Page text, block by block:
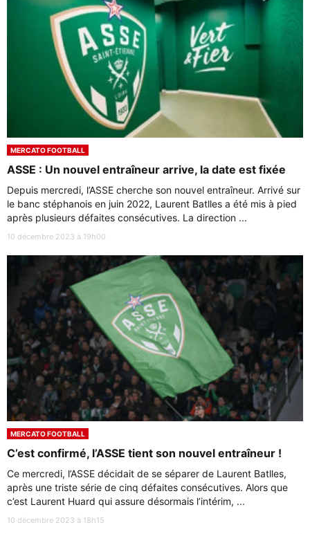
MERCATO FOOTBALL
ASSE : Un nouvel entraîneur arrive, la date est fixée
Depuis mercredi, l’ASSE cherche son nouvel entraîneur. Arrivé sur
le banc stéphanois en juin 2022, Laurent Batlles a été mis à pied
après plusieurs défaites consécutives. La direction ...
10 décembre 2023 à 19h00
MERCATO FOOTBALL
C’est confirmé, l’ASSE tient son nouvel entraîneur !
Ce mercredi, l’ASSE décidait de se séparer de Laurent Batlles,
après une triste série de cinq défaites consécutives. Alors que
c’est Laurent Huard qui assure désormais l’intérim, ...
10 décembre 2023 à 18h15